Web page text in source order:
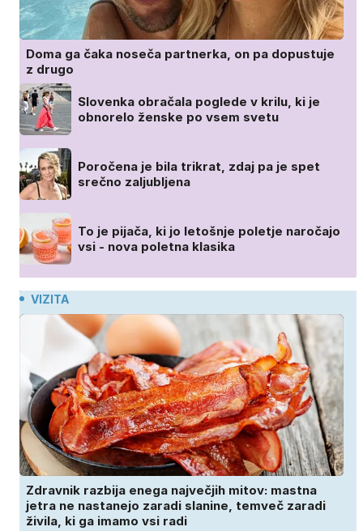
Doma ga čaka noseča partnerka, on pa dopustuje
z drugo
Slovenka obračala poglede v krilu, ki je
obnorelo ženske po vsem svetu
Poročena je bila trikrat, zdaj pa je spet
srečno zaljubljena
To je pijača, ki jo letošnje poletje naročajo
vsi - nova poletna klasika
VIZITA
Zdravnik razbija enega največjih mitov: mastna
jetra ne nastanejo zaradi slanine, temveč zaradi
živila, ki ga imamo vsi radi